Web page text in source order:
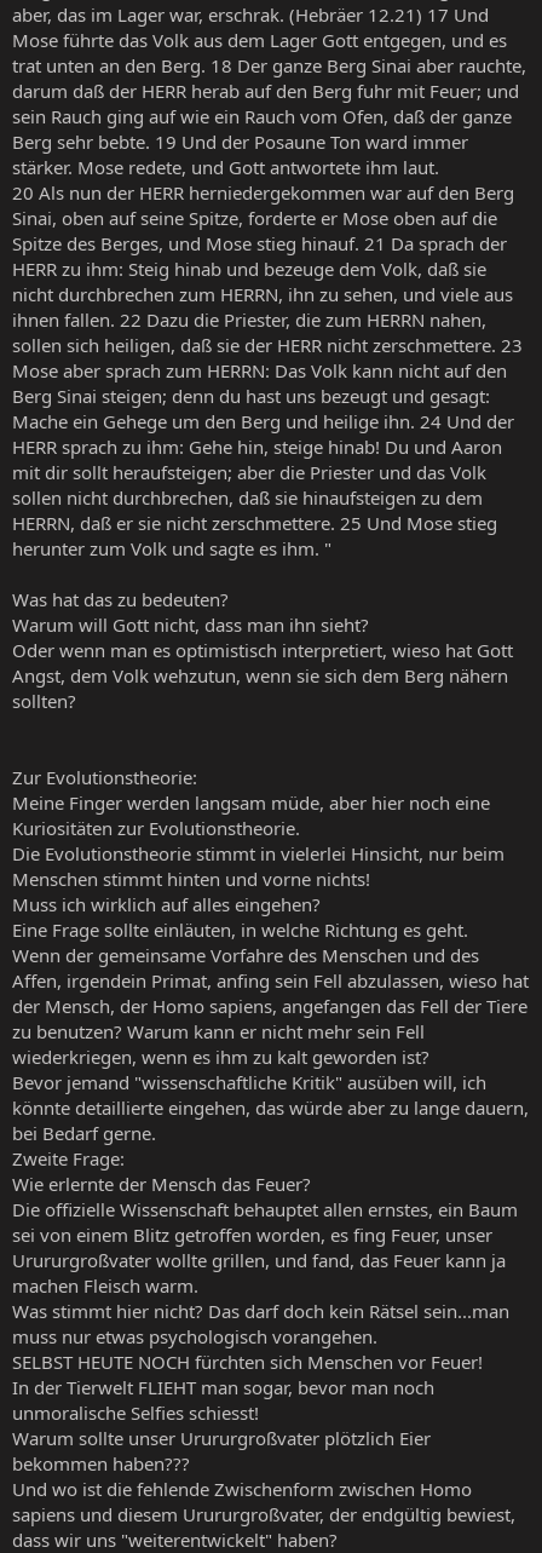
aber, das im Lager war, erschrak. (Hebräer 12.21) 17 Und
Mose führte das Volk aus dem Lager Gott entgegen, und es
trat unten an den Berg. 18 Der ganze Berg Sinai aber rauchte,
darum daß der HERR herab auf den Berg fuhr mit Feuer; und
sein Rauch ging auf wie ein Rauch vom Ofen, daß der ganze
Berg sehr bebte. 19 Und der Posaune Ton ward immer
stärker. Mose redete, und Gott antwortete ihm laut.
20 Als nun der HERR herniedergekommen war auf den Berg
Sinai, oben auf seine Spitze, forderte er Mose oben auf die
Spitze des Berges, und Mose stieg hinauf. 21 Da sprach der
HERR zu ihm: Steig hinab und bezeuge dem Volk, daß sie
nicht durchbrechen zum HERRN, ihn zu sehen, und viele aus
ihnen fallen. 22 Dazu die Priester, die zum HERRN nahen,
sollen sich heiligen, daß sie der HERR nicht zerschmettere. 23
Mose aber sprach zum HERRN: Das Volk kann nicht auf den
Berg Sinai steigen; denn du hast uns bezeugt und gesagt:
Mache ein Gehege um den Berg und heilige ihn. 24 Und der
HERR sprach zu ihm: Gehe hin, steige hinab! Du und Aaron
mit dir sollt heraufsteigen; aber die Priester und das Volk
sollen nicht durchbrechen, daß sie hinaufsteigen zu dem
HERRN, daß er sie nicht zerschmettere. 25 Und Mose stieg
herunter zum Volk und sagte es ihm. "
Was hat das zu bedeuten?
Warum will Gott nicht, dass man ihn sieht?
Oder wenn man es optimistisch interpretiert, wieso hat Gott
Angst, dem Volk wehzutun, wenn sie sich dem Berg nähern
sollten?
Zur Evolutionstheorie:
Meine Finger werden langsam müde, aber hier noch eine
Kuriositäten zur Evolutionstheorie.
Die Evolutionstheorie stimmt in vielerlei Hinsicht, nur beim
Menschen stimmt hinten und vorne nichts!
Muss ich wirklich auf alles eingehen?
Eine Frage sollte einläuten, in welche Richtung es geht.
Wenn der gemeinsame Vorfahre des Menschen und des
Affen, irgendein Primat, anfing sein Fell abzulassen, wieso hat
der Mensch, der Homo sapiens, angefangen das Fell der Tiere
zu benutzen? Warum kann er nicht mehr sein Fell
wiederkriegen, wenn es ihm zu kalt geworden ist?
Bevor jemand "wissenschaftliche Kritik" ausüben will, ich
könnte detaillierte eingehen, das würde aber zu lange dauern,
bei Bedarf gerne.
Zweite Frage:
Wie erlernte der Mensch das Feuer?
Die offizielle Wissenschaft behauptet allen ernstes, ein Baum
sei von einem Blitz getroffen worden, es fing Feuer, unser
Urururgroßvater wollte grillen, und fand, das Feuer kann ja
machen Fleisch warm.
Was stimmt hier nicht? Das darf doch kein Rätsel sein...man
muss nur etwas psychologisch vorangehen.
SELBST HEUTE NOCH fürchten sich Menschen vor Feuer!
In der Tierwelt FLIEHT man sogar, bevor man noch
unmoralische Selfies schiesst!
Warum sollte unser Urururgroßvater plötzlich Eier
bekommen haben???
Und wo ist die fehlende Zwischenform zwischen Homo
sapiens und diesem Urururgroßvater, der endgültig bewiest,
dass wir uns "weiterentwickelt" haben?